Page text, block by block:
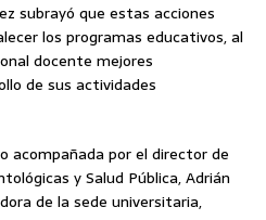
subrayó que estas acciones
los programas educativos, al
docente mejores
de sus actividades
acompañada por el director de
y Salud Pública, Adrián
de la sede universitaria,